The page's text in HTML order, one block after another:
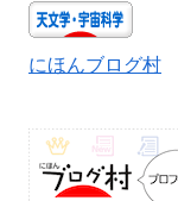
にほんブログ村